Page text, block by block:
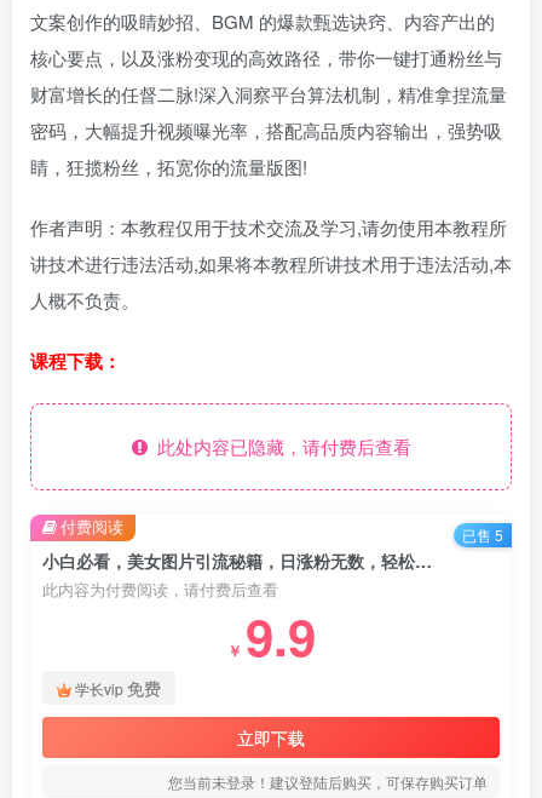
文案创作的吸睛妙招、BGM 的爆款甄选诀窍、内容产出的
核心要点，以及涨粉变现的高效路径，带你一键打通粉丝与
财富增长的任督二脉!深入洞察平台算法机制，精准拿捏流量
密码，大幅提升视频曝光率，搭配高品质内容输出，强势吸
睛，狂揽粉丝，拓宽你的流量版图!
作者声明：本教程仅用于技术交流及学习,请勿使用本教程所
讲技术进行违法活动,如果将本教程所讲技术用于违法活动,本
人概不负责。
课程下载：
此处内容已隐藏，请付费后查看
小白必看，美女图片引流秘籍，日涨粉无数，轻松日入几张【揭秘】
此内容为付费阅读，请付费后查看
￥ 9.9
学长vip免费
立即下载
您当前未登录！建议登陆后购买，可保存购买订单
付费阅读 已售 5